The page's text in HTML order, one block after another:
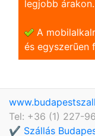
legjobb árakon.
A
és egyszerũen
Tel: +36 (1) 227-
✔️ Szállás